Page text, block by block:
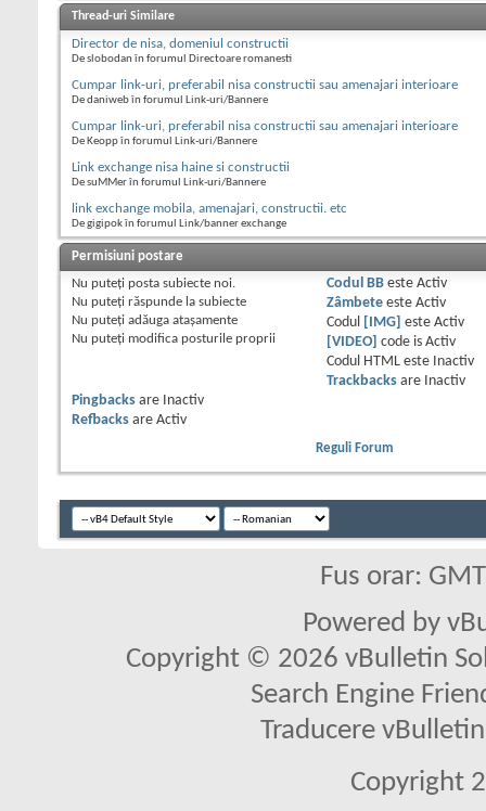
Thread-uri Similare
Director de nisa, domeniul constructii
De slobodan în forumul Directoare romanesti
Cumpar link-uri, preferabil nisa constructii sau amenajari interioare
De daniweb în forumul Link-uri/Bannere
Cumpar link-uri, preferabil nisa constructii sau amenajari interioare
De Keopp în forumul Link-uri/Bannere
Link exchange nisa haine si constructii
De suMMer în forumul Link-uri/Bannere
link exchange mobila, amenajari, constructii. etc
De gigipok în forumul Link/banner exchange
Permisiuni postare
Nu puteţi posta subiecte noi.
Nu puteţi răspunde la subiecte
Nu puteţi adăuga ataşamente
Nu puteţi modifica posturile proprii
Codul BBeste Activ
Zâmbeteeste Activ
Codul
[IMG] este Activ
[VIDEO]
code is Activ
Codul HTML este
Inactiv
Trackbacksare
Inactiv
Pingbacks are
Inactiv
Refbacks are Activ
Reguli Forum
Fus orar:
Powered by
Copyright © 2026 vBulletin
Search Engine
Traducere
Copyright